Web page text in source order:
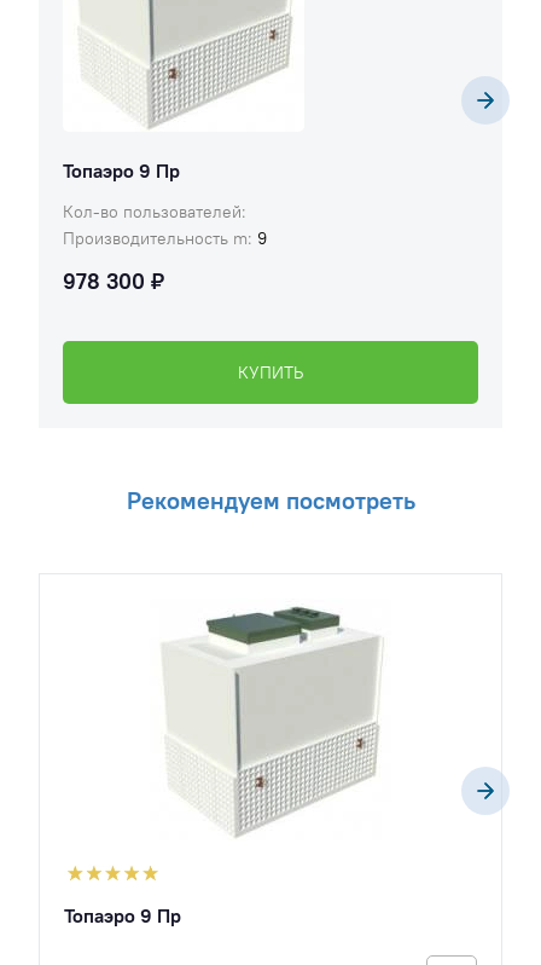
Топаэро 9 Пр
Кол-во пользователей:
Производительность m: 9
978 300 ₽
КУПИТЬ
Рекомендуем посмотреть
Топаэро 9 Пр